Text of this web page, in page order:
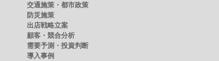
交通施策・都市政策
防災施策
出店戦略立案
顧客・競合分析
需要予測・投資判断
導入事例